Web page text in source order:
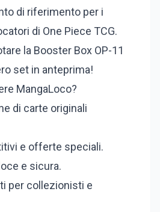
di riferimento per i
di One Piece TCG.
la Booster Box OP-11
set in anteprima!
MangaLoco?
di carte originali
e offerte speciali.
e sicura.
per collezionisti e